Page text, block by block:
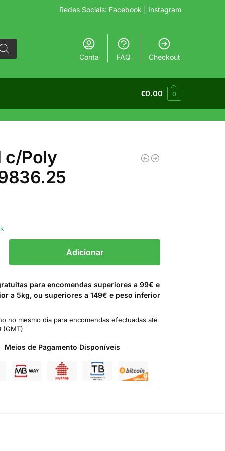
Redes Sociais: Facebook | Instagram
Conta FAQ Checkout
€0.00 0
c/Poly
Adicionar
para encomendas superiores a 99€ e
a 5kg, ou superiores a 149€ e peso inferior
no mesmo dia para encomendas efectuadas até
(GMT)
Meios de Pagamento Disponíveis